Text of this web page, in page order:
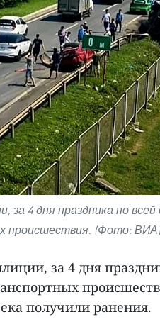
4 дня праздника по всей
происшествия. (Фото:
за 4 дня
получили ранения.